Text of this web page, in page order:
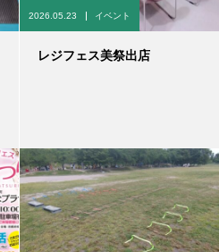
2026.05.23 イベント
レジフェス美祭出店